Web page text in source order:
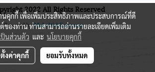
2022 All Rights Reserved
Powered byMakeWebEasy.com
นคุกกี้ เพื่อเพิ่มประสิทธิภาพและประสบการณ์ที่ดี
ต์ของท่าน ท่านสามารถอ่านรายละเอียดเพิ่มเติม
ป็นส่วนตัว และ นโยบายคุกกี้
ตั้งค่าคุกกี้ ยอมรับทั้งหมด